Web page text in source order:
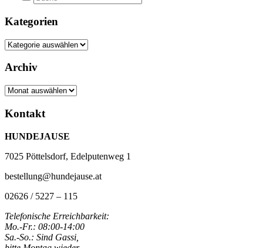
Kategorien
Kategorien
Archiv
Archiv
Kontakt
HUNDEJAUSE
7025 Pöttelsdorf, Edelputenweg 1
bestellung@hundejause.at
02626 / 5227 – 115
Telefonische Erreichbarkeit:
Mo.-Fr.: 08:00-14:00
Sa.-So.: Sind Gassi,